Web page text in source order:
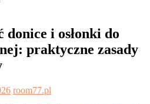
i osłonki do
praktyczne zasady
room77.pl